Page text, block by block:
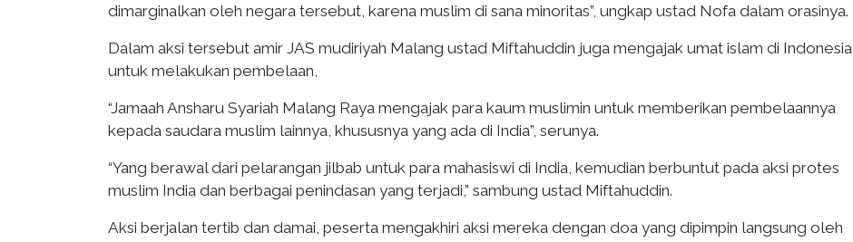
dimarginalkan oleh negara tersebut, karena muslim di sana minoritas”, ungkap ustad Nofa dalam orasinya.
Dalam aksi tersebut amir JAS mudiriyah Malang ustad Miftahuddin juga mengajak umat islam di Indonesia
untuk melakukan pembelaan,
“Jamaah Ansharu Syariah Malang Raya mengajak para kaum muslimin untuk memberikan pembelaannya
kepada saudara muslim lainnya, khususnya yang ada di India”, serunya.
“Yang berawal dari pelarangan jilbab untuk para mahasiswi di India, kemudian berbuntut pada aksi protes
muslim India dan berbagai penindasan yang terjadi,” sambung ustad Miftahuddin.
Aksi berjalan tertib dan damai, peserta mengakhiri aksi mereka dengan doa yang dipimpin langsung oleh